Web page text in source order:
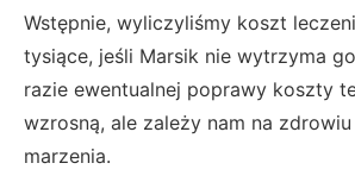
Wstępnie, wyliczyliśmy koszt
tysiące, jeśli Marsik nie wytrzyma
razie ewentualnej poprawy koszty
wzrosną, ale zależy nam na zdrowiu
marzenia.